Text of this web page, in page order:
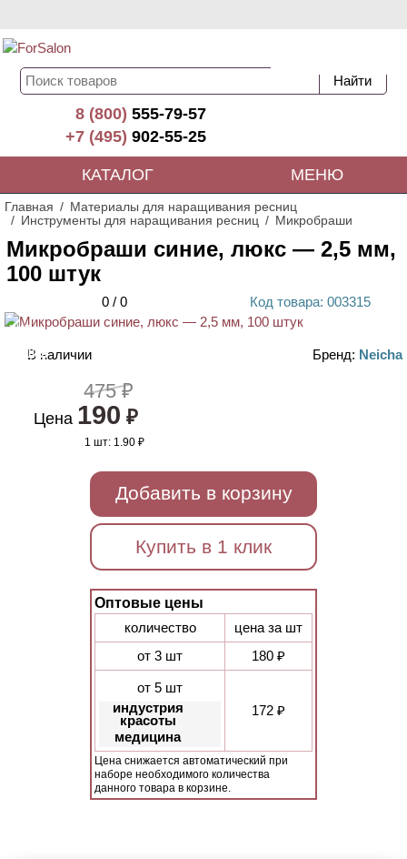
8 (800)555-79-57
+7 (495)902-55-25
КАТАЛОГ МЕНЮ
Главная
Материалы для наращивания ресниц
Инструменты для наращивания ресниц
Микробраши
Микробраши синие, люкс — 2,5 мм,
100 штук
0 / 0 Код товара: 003315
ХИТ
АКЦИЯ
В наличии Бренд: Neicha
475 ₽
Цена 190 ₽
1 шт:1.90 ₽
Добавить в корзину
Купить в 1 клик
Оптовые цены
количество
цена за шт
от 3 шт
180 ₽
от 5 шт
индустрия
красоты
медицина
172 ₽
Цена снижается автоматический при
наборе необходимого количества
данного товара в корзине.